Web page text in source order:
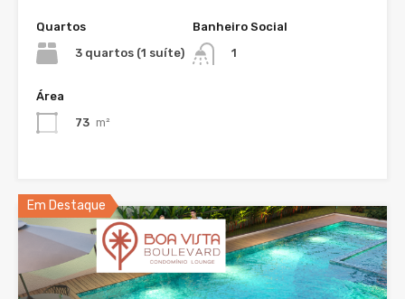
Quartos
3 quartos (1 suíte)
Banheiro Social
1
Área
73 m²
Em Destaque